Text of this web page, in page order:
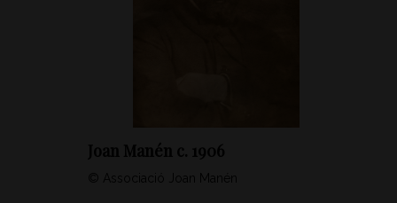
Joan Manén c. 1906
© Associació Joan Manén